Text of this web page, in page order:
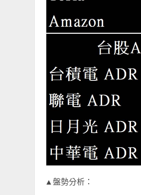
▲盤勢分析：